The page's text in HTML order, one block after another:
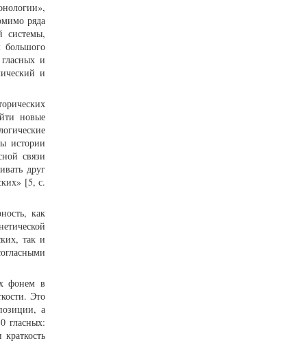
ряда
системы,
большого
и
и
новые
истории
связи
друг
[5, с.
как
так и
фонем в
Это
а
гласных: